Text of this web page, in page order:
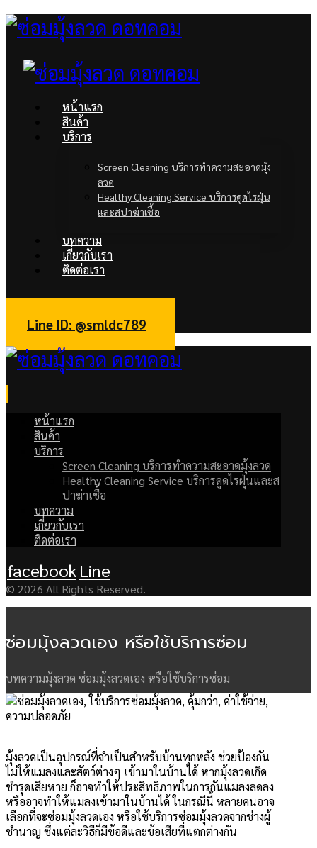
หน้าแรก
สินค้า
บริการ
Screen Cleaning บริการทำความสะอาดมุ้ง
ลวด
Healthy Cleaning Service บริการดูดไรฝุ่น
และสปาฆ่าเชื้อ
บทความ
เกี่ยวกับเรา
ติดต่อเรา
facebookLine
Line ID: @smldc789
หน้าแรก
สินค้า
บริการ
Screen Cleaning บริการทำความสะอาดมุ้งลวด
Healthy Cleaning Service บริการดูดไรฝุ่นและส
ปาฆ่าเชื้อ
บทความ
เกี่ยวกับเรา
ติดต่อเรา
facebookLine
© 2026 All Rights Reserved.
ซ่อมมุ้งลวดเอง หรือใช้บริการซ่อม
บทความมุ้งลวด ซ่อมมุ้งลวดเอง หรือใช้บริการซ่อม
มุ้งลวดเป็นอุปกรณ์ที่จำเป็นสำหรับบ้านทุกหลัง ช่วยป้องกัน
ไม่ให้แมลงและสัตว์ต่างๆ เข้ามาในบ้านได้ หากมุ้งลวดเกิด
ชำรุดเสียหาย ก็อาจทำให้ประสิทธิภาพในการกันแมลงลดลง
หรืออาจทำให้แมลงเข้ามาในบ้านได้ ในกรณีนี้ หลายคนอาจ
เลือกที่จะซ่อมมุ้งลวดเอง หรือใช้บริการซ่อมมุ้งลวดจากช่างผู้
ชำนาญ ซึ่งแต่ละวิธีก็มีข้อดีและข้อเสียที่แตกต่างกัน